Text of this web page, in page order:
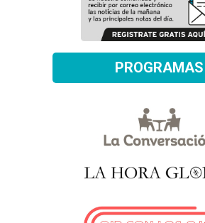
PROGRAMAS